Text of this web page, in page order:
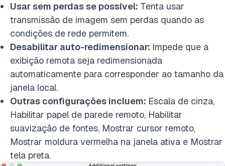
Usar sem perdas se possível: Tenta usar
transmissão de imagem sem perdas quando as
condições de rede permitem.
Desabilitar auto-redimensionar: Impede que a
exibição remota seja redimensionada
automaticamente para corresponder ao tamanho da
janela local.
Outras configurações incluem: Escala de cinza,
Habilitar papel de parede remoto, Habilitar
suavização de fontes, Mostrar cursor remoto,
Mostrar moldura vermelha na janela ativa e Mostrar
tela preta.